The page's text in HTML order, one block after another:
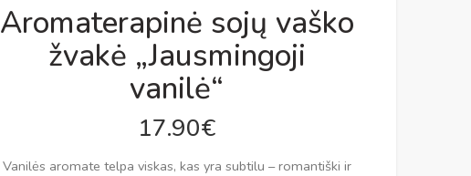
Aromaterapinė sojų vaško
žvakė „Jausmingoji
vanilė“
17.90€
Vanilės aromate telpa viskas, kas yra subtilu – romantiški ir